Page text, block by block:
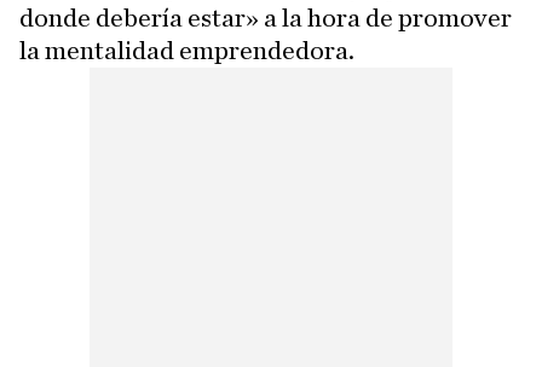
donde debería estar» a la hora de promover
la mentalidad emprendedora.